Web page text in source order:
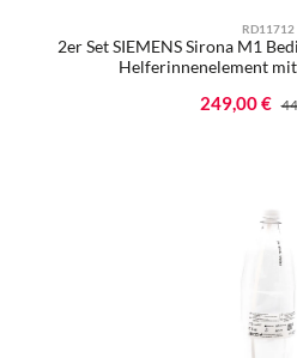
RD11712
2er Set SIEMENS Sirona M1
Helferinnenelement
Verkaufspreis:
249,00 €